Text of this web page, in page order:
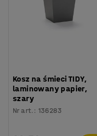
Kosz na śmieci TIDY,
laminowany papier,
szary
Nr art. : 136283